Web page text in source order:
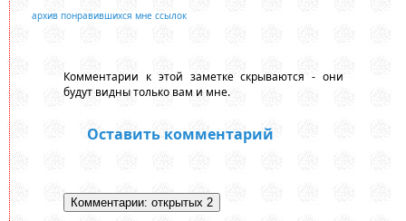
архив понравившихся мне ссылок
Комментарии к этой заметке скрываются - они
будут видны только вам и мне.
Оставить комментарий